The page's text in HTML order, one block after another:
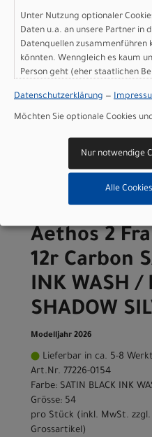
Modelljahr 2026
Lieferbar in ca. 5-8
Art.Nr. 77226-0152
Farbe: SATIN BLACK INK
Grösse: 52
pro Stück (inkl. MwSt.
5.499,00 EUR
Specialized
Aethos 2
12r Carbon
INK WASH /
SHADOW
Modelljahr 2026
Lieferbar in ca. 5-8
Art.Nr. 77226-0154
Farbe: SATIN BLACK INK
Grösse: 54
pro Stück (inkl. MwSt. zzgl.
Grossartikel )
Unter Nutzung optionaler
Daten u.a. an unsere Partner in
Datenquellen zusammenführen
könnten. Wenngleich es kaum
Person geht (eher staatlichen
sind wie bei uns in der
Datenschutzerklärung —
Möchten Sie optionale Cookies
Nur notwendige
Alle